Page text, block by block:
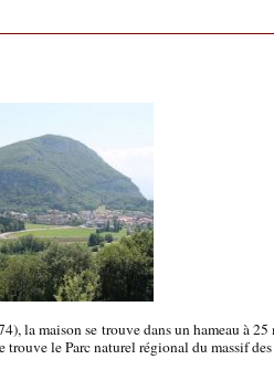
la maison se trouve dans un hameau à
le Parc naturel régional du massif